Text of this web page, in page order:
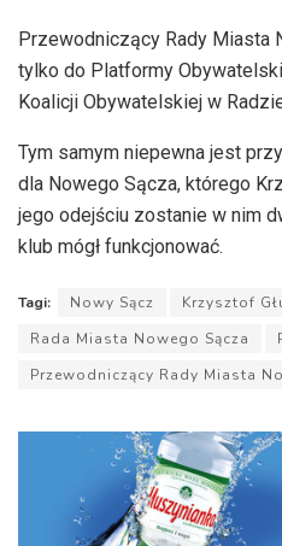
Przewodniczący Rady Miasta
tylko do Platformy
Koalicji Obywatelskiej w
Tym samym niepewna jest
dla Nowego Sącza, którego
jego odejściu zostanie w nim
klub mógł funkcjonować.
Tagi: Nowy Sącz
Krzysztof
Rada Miasta Nowego Sącza
Przewodniczący Rady Miasta